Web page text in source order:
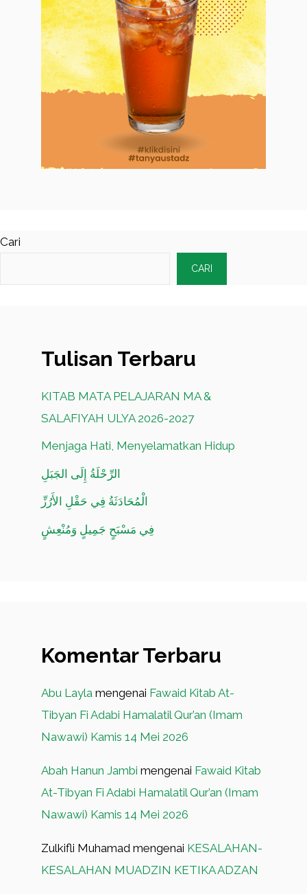
Cari
CARI
Tulisan Terbaru
KITAB MATA PELAJARAN MA &
SALAFIYAH ULYA 2026-2027
Menjaga Hati, Menyelamatkan Hidup
الرِّحْلَةُ إِلَى الجَبَلِ
الْمُحَادَثَةُ فِي حَقْلِ الأَرُزِّ
فِي مَسْبَحٍ جَمِيلٍ وَمُنْعِشٍ
Komentar Terbaru
Abu Layla mengenai Fawaid Kitab At-
Tibyan Fi Adabi Hamalatil Qur’an (Imam
Nawawi) Kamis 14 Mei 2026
Abah Hanun Jambi mengenai Fawaid Kitab
At-Tibyan Fi Adabi Hamalatil Qur’an (Imam
Nawawi) Kamis 14 Mei 2026
Zulkifli Muhamad mengenai KESALAHAN-
KESALAHAN MUADZIN KETIKA ADZAN